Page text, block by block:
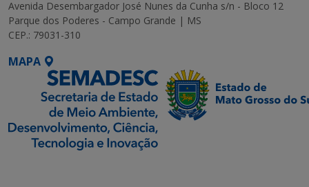
Avenida Desembargador José Nunes da Cunha s/n - Bloco 12
Parque dos Poderes - Campo Grande | MS
CEP.: 79031-310
MAPA